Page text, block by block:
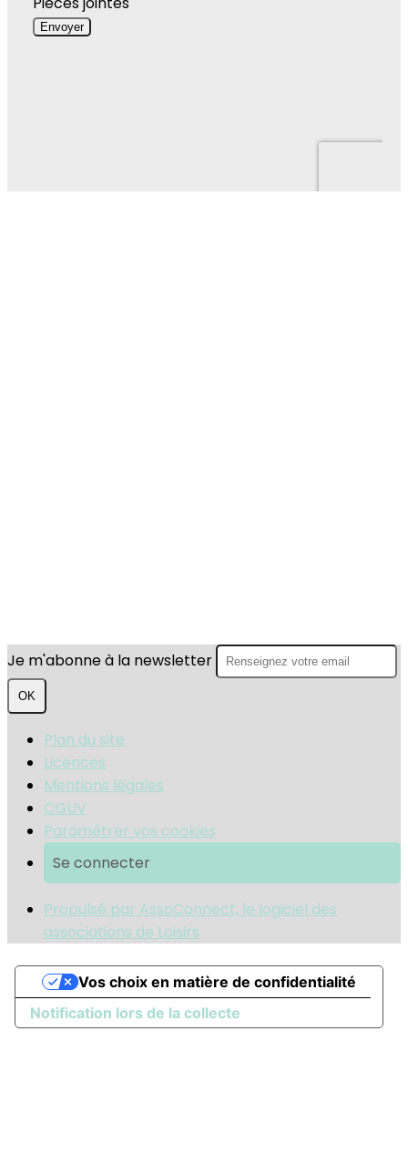
Je m'abonne à la newsletter
OK
Plan du site
Licences
Mentions légales
CGUV
Paramétrer vos cookies
Se connecter
Propulsé par AssoConnect, le logiciel des
associations de Loisirs
Notification lors de la collecte
Vos choix en matière de confidentialité